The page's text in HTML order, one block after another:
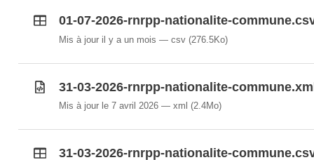
01-07-2026-rnrpp-nationalite-
Mis à jour il y a un mois csv(276.5Ko)
31-03-2026-rnrpp-nationalite-
Mis à jour le 7 avril 2026 xml(2.4Mo)
31-03-2026-rnrpp-nationalite-